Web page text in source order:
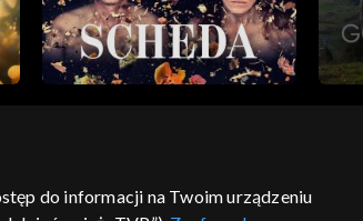
do informacji na Twoim urządzeniu